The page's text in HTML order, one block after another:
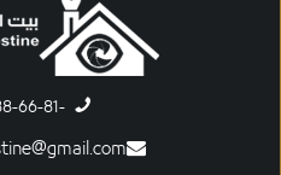
-8-288-66-81(972)